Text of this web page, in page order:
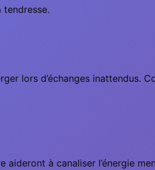
lors d’échanges inattendus.
à canaliser l’énergie